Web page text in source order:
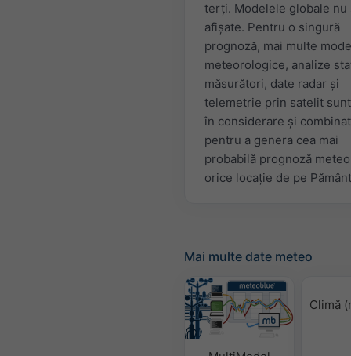
terți. Modelele globale nu
afișate. Pentru o singură
prognoză, mai multe
meteorologice, analize
măsurători, date radar și
telemetrie prin satelit
în considerare și
pentru a genera cea mai
probabilă prognoză
orice locație de pe
Mai multe date meteo
Climă